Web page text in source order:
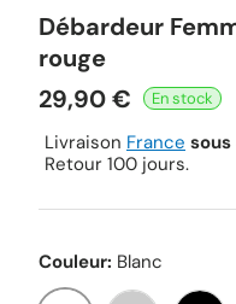
Débardeur
rouge
29,90 €
Livraison France sous
Retour 100 jours.
Couleur: Blanc